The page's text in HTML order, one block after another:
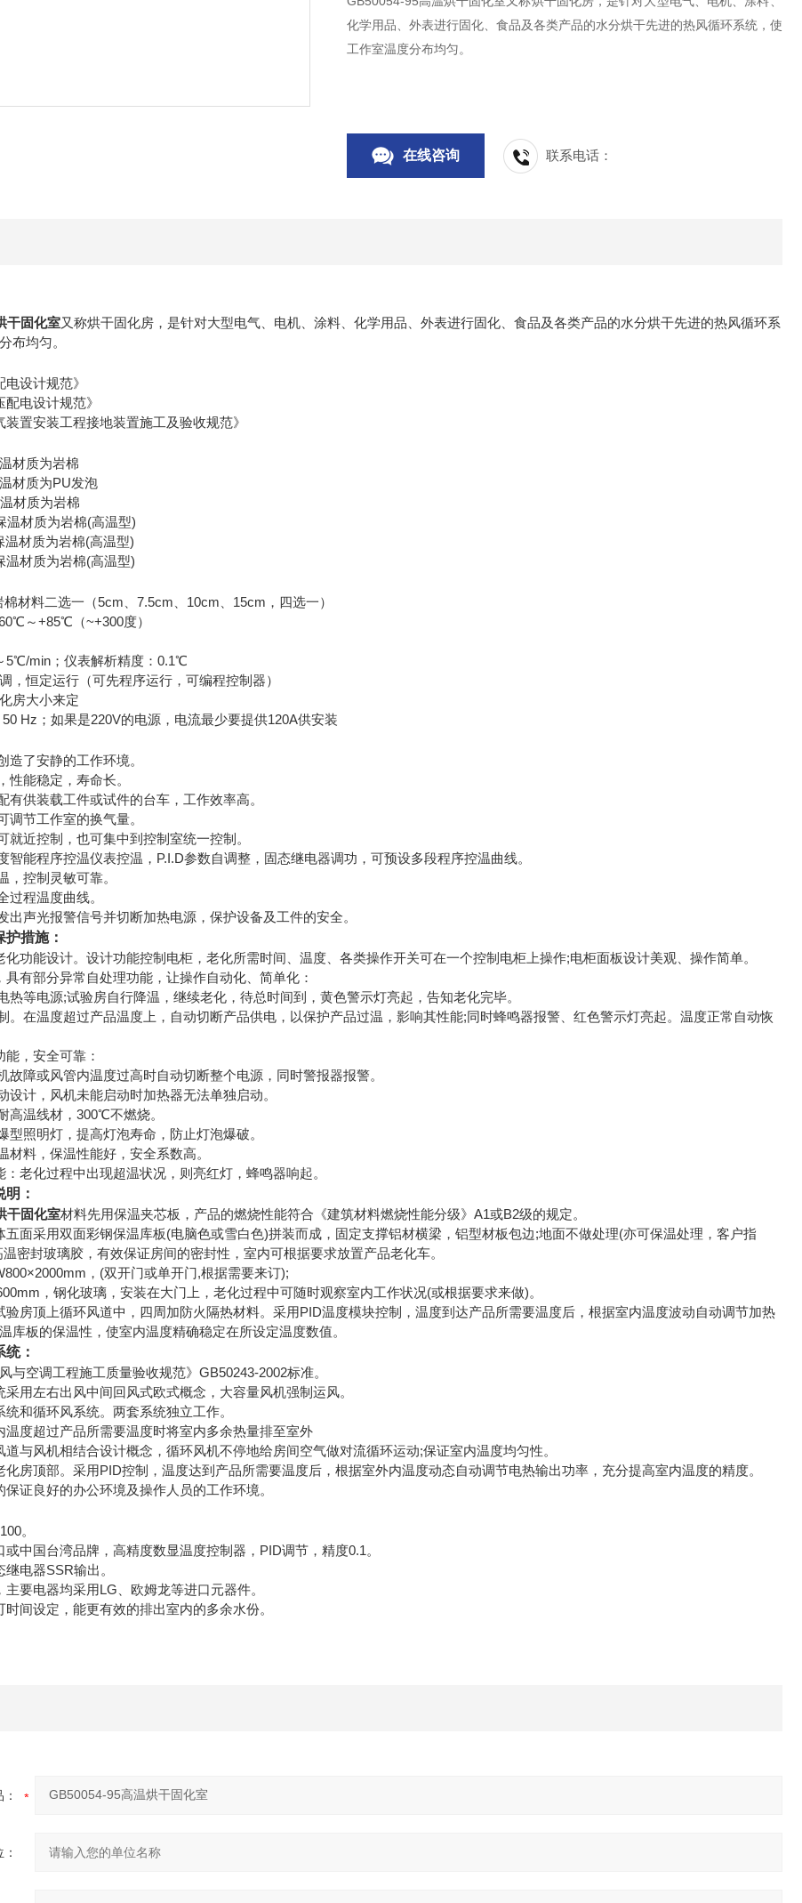
化学用品、外表进行固化、食品及各类产品的水分烘干先进的热风循环系统，使
工作室温度分布均匀。
在线咨询 联系电话：
干固化室又称烘干固化房，是针对大型电气、电机、涂料、化学用品、外表进行固化、食品及各类产品的水分烘干先进的热风循环系
布均匀。
设计规范》
电设计规范》
装置安装工程接地装置施工及验收规范》
材质为岩棉
材质为PU发泡
材质为岩棉
材质为岩棉(高温型)
材质为岩棉(高温型)
材质为岩棉(高温型)
材料二选一（5cm、7.5cm、10cm、15cm，四选一）
～+85℃（~+300度）
5℃/min；仪表解析精度：0.1℃
，恒定运行（可先程序运行，可编程控制器）
房大小来定
Hz；如果是220V的电源，电流最少要提供120A供安装
造了安静的工作环境。
性能稳定，寿命长。
有供装载工件或试件的台车，工作效率高。
调节工作室的换气量。
就近控制，也可集中到控制室统一控制。
智能程序控温仪表控温，P.I.D参数自调整，固态继电器调功，可预设多段程序控温曲线。
，控制灵敏可靠。
过程温度曲线。
出声光报警信号并切断加热电源，保护设备及工件的安全。
措施：
化功能设计。设计功能控制电柜，老化所需时间、温度、各类操作开关可在一个控制电柜上操作;电柜面板设计美观、操作简单。
具有部分异常自处理功能，让操作自动化、简单化：
热等电源;试验房自行降温，继续老化，待总时间到，黄色警示灯亮起，告知老化完毕。
。在温度超过产品温度上，自动切断产品供电，以保护产品过温，影响其性能;同时蜂鸣器报警、红色警示灯亮起。温度正常自动恢
，安全可靠：
故障或风管内温度过高时自动切断整个电源，同时警报器报警。
设计，风机未能启动时加热器无法单独启动。
高温线材，300℃不燃烧。
型照明灯，提高灯泡寿命，防止灯泡爆破。
材料，保温性能好，安全系数高。
老化过程中出现超温状况，则亮红灯，蜂鸣器响起。
：
干固化室材料先用保温夹芯板，产品的燃烧性能符合《建筑材料燃烧性能分级》A1或B2级的规定。
五面采用双面彩钢保温库板(电脑色或雪白色)拼装而成，固定支撑铝材横梁，铝型材板包边;地面不做处理(亦可保温处理，客户指
密封玻璃胶，有效保证房间的密封性，室内可根据要求放置产品老化车。
，(双开门或单开门,根据需要来订);
，钢化玻璃，安装在大门上，老化过程中可随时观察室内工作状况(或根据要求来做)。
验房顶上循环风道中，四周加防火隔热材料。采用PID温度模块控制，温度到达产品所需要温度后，根据室内温度波动自动调节加热
库板的保温性，使室内温度精确稳定在所设定温度数值。
：
与空调工程施工质量验收规范》GB50243-2002标准。
采用左右出风中间回风式欧式概念，大容量风机强制运风。
和循环风系统。两套系统独立工作。
温度超过产品所需要温度时将室内多余热量排至室外
道与风机相结合设计概念，循环风机不停地给房间空气做对流循环运动;保证室内温度均匀性。
化房顶部。采用PID控制，温度达到产品所需要温度后，根据室外内温度动态自动调节电热输出功率，充分提高室内温度的精度。
证良好的办公环境及操作人员的工作环境。
。
或中国台湾品牌，高精度数显温度控制器，PID调节，精度0.1。
电器SSR输出。
要电器均采用LG、欧姆龙等进口元器件。
间设定，能更有效的排出室内的多余水份。